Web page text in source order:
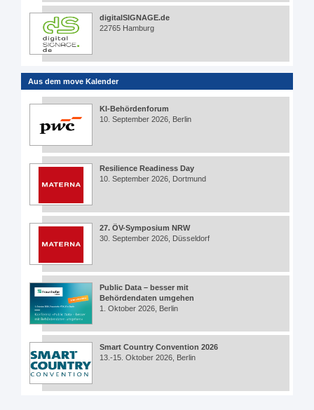
digitalSIGNAGE.de
22765 Hamburg
Aus dem move Kalender
KI-Behördenforum
10. September 2026, Berlin
Resilience Readiness Day
10. September 2026, Dortmund
27. ÖV-Symposium NRW
30. September 2026, Düsseldorf
Public Data – besser mit
Behördendaten umgehen
1. Oktober 2026, Berlin
Smart Country Convention 2026
13.-15. Oktober 2026, Berlin